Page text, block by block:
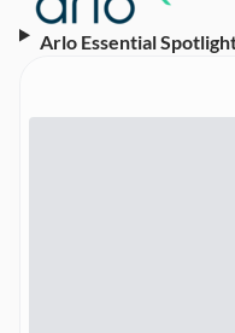
Arlo Essential
lange Akkulaufzeit)